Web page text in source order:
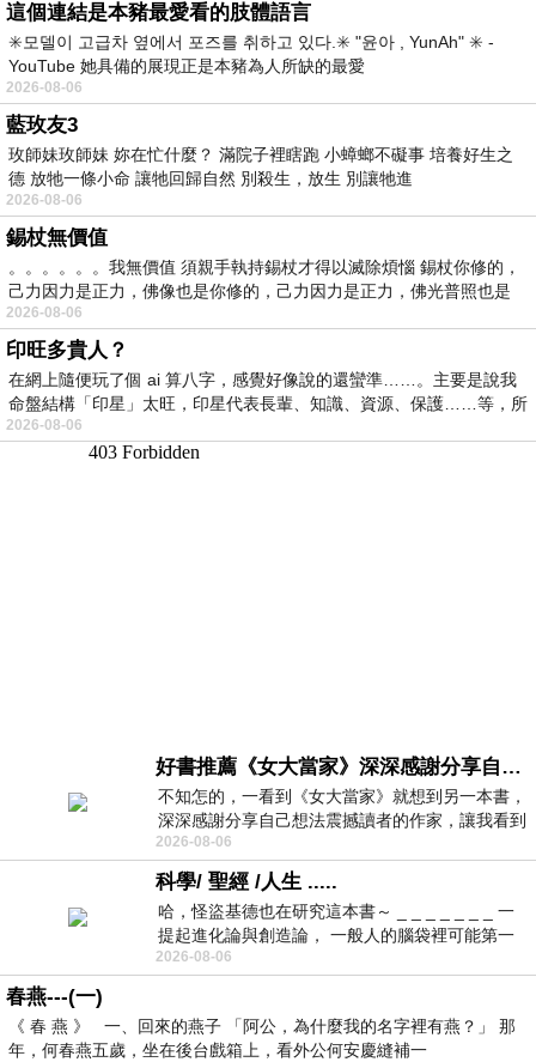
這個連結是本豬最愛看的肢體語言
✳️모델이 고급차 옆에서 포즈를 취하고 있다.✳️ "윤아 , YunAh" ✳️ -
YouTube 她具備的展現正是本豬為人所缺的最愛
2026-08-06
藍玫友3
玫師妹玫師妹 妳在忙什麼？ 滿院子裡瞎跑 小蟑螂不礙事 培養好生之
德 放牠一條小命 讓牠回歸自然 別殺生，放生 別讓牠進
2026-08-06
錫杖無價值
。。。。。。我無價值 須親手執持錫杖才得以滅除煩惱 錫杖你修的，
己力因力是正力，佛像也是你修的，己力因力是正力，佛光普照也是
2026-08-06
印旺多貴人？
在網上隨便玩了個 ai 算八字，感覺好像說的還蠻準……。主要是說我
命盤結構「印星」太旺，印星代表長輩、知識、資源、保護……等，所
2026-08-06
好書推薦《女大當家》深深感謝分享自己想法震撼讀者的作家，讓我看到不同樣貌的家庭！
不知怎的，一看到《女大當家》就想到另一本書，
深深感謝分享自己想法震撼讀者的作家，讓我看到
不同樣貌的家庭！ 《女大
2026-08-06
科學/ 聖經 /人生 .....
哈，怪盜基德也在研究這本書～ _ _ _ _ _ _ _ 一
提起進化論與創造論， 一般人的腦袋裡可能第一
時間就有「 進化論很科
2026-08-06
春燕---(一)
《 春 燕 》 一、回來的燕子 「阿公，為什麼我的名字裡有燕？」 那
年，何春燕五歲，坐在後台戲箱上，看外公何安慶縫補一